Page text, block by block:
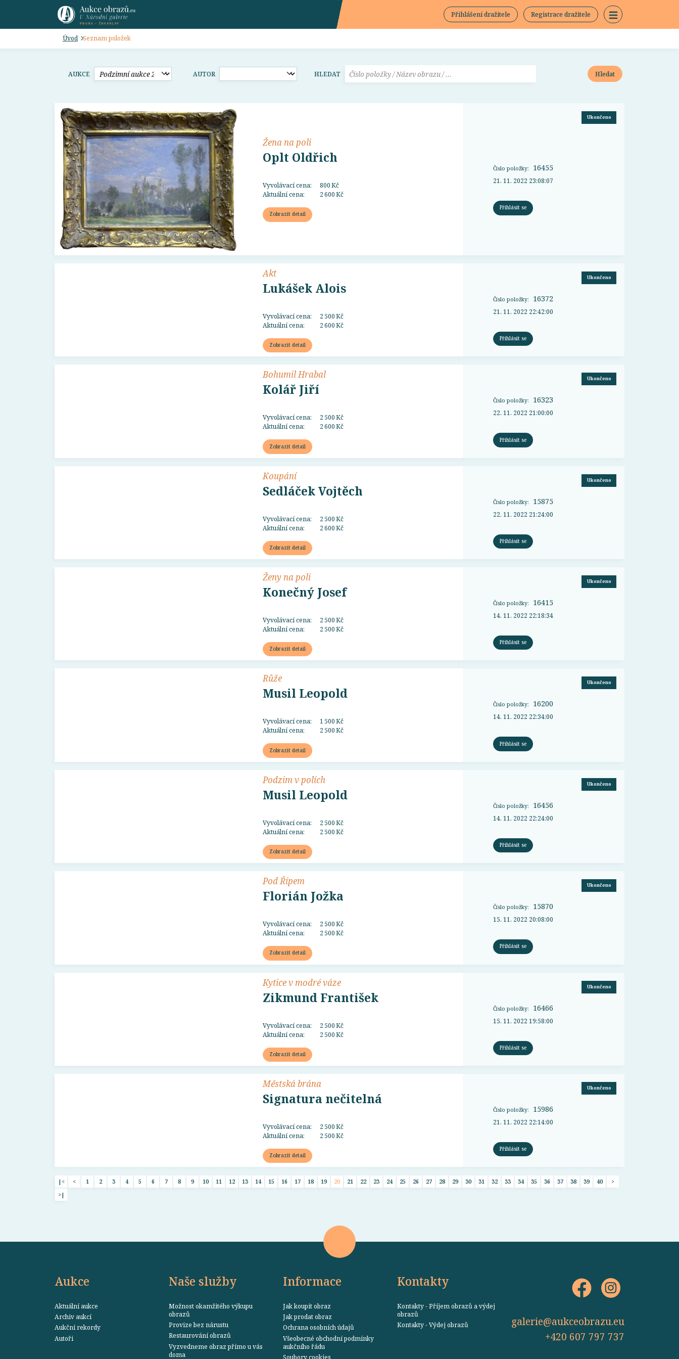
Přihlášení dražitele Registrace dražitele
Úvod Seznam položek
AUKCE AUTOR HLEDAT Hledat
Žena na poli
Oplt Oldřich
Vyvolávací cena:
800 Kč
Aktuální cena:
2 600 Kč
Zobrazit detail
Ukončeno
Číslo položky: 16455
21. 11. 2022 23:08:07
Přihlásit se
Akt
Lukášek Alois
Vyvolávací cena:
2 500 Kč
Aktuální cena:
2 600 Kč
Zobrazit detail
Ukončeno
Číslo položky: 16372
21. 11. 2022 22:42:00
Přihlásit se
Bohumil Hrabal
Kolář Jiří
Vyvolávací cena:
2 500 Kč
Aktuální cena:
2 600 Kč
Zobrazit detail
Ukončeno
Číslo položky: 16323
22. 11. 2022 21:00:00
Přihlásit se
Koupání
Sedláček Vojtěch
Vyvolávací cena:
2 500 Kč
Aktuální cena:
2 600 Kč
Zobrazit detail
Ukončeno
Číslo položky: 15875
22. 11. 2022 21:24:00
Přihlásit se
Ženy na poli
Konečný Josef
Vyvolávací cena:
2 500 Kč
Aktuální cena:
2 500 Kč
Zobrazit detail
Ukončeno
Číslo položky: 16415
14. 11. 2022 22:18:34
Přihlásit se
Růže
Musil Leopold
Vyvolávací cena:
1 500 Kč
Aktuální cena:
2 500 Kč
Zobrazit detail
Ukončeno
Číslo položky: 16200
14. 11. 2022 22:34:00
Přihlásit se
Podzim v polích
Musil Leopold
Vyvolávací cena:
2 500 Kč
Aktuální cena:
2 500 Kč
Zobrazit detail
Ukončeno
Číslo položky: 16456
14. 11. 2022 22:24:00
Přihlásit se
Pod Řípem
Florián Jožka
Vyvolávací cena:
2 500 Kč
Aktuální cena:
2 500 Kč
Zobrazit detail
Ukončeno
Číslo položky: 15870
15. 11. 2022 20:08:00
Přihlásit se
Kytice v modré váze
Zikmund František
Vyvolávací cena:
2 500 Kč
Aktuální cena:
2 500 Kč
Zobrazit detail
Ukončeno
Číslo položky: 16466
15. 11. 2022 19:58:00
Přihlásit se
Městská brána
Signatura nečitelná
Vyvolávací cena:
2 500 Kč
Aktuální cena:
2 500 Kč
Zobrazit detail
Ukončeno
Číslo položky: 15986
21. 11. 2022 22:14:00
Přihlásit se
|< < 1 2 3 4 5 6 7 8 9 10 11 12 13 14 15 16 17 18 19 20 21 22 23 24 25 26 27 28 29 30 31 32 33 34 35 36 37 38 39 40
>
>|
Aukce
Aktuální aukce
Archiv aukcí
Aukční rekordy
Autoři
Naše služby
Možnost okamžitého výkupu
obrazů
Provize bez nárustu
Restaurování obrazů
Vyzvedneme obraz přímo u vás
doma
Informace
Jak koupit obraz
Jak prodat obraz
Ochrana osobních údajů
Všeobecné obchodní podmínky
aukčního řádu
Soubory cookies
Kontakty
Kontakty - Příjem obrazů a výdej
obrazů
Kontakty - Výdej obrazů
galerie@aukceobrazu.eu
+420 607 797 737